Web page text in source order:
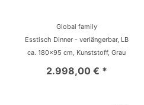
Global family
Esstisch Dinner - verlängerbar, LB
ca. 180x95 cm, Kunststoff, Grau
2.998,00 € *